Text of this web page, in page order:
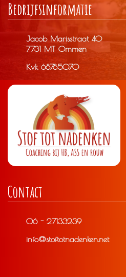
Bedrijfs­informatie
Jacob Marisstraat 40
7731 MT Ommen
Kvk 68785070
Contact
06 - 27133239
info@stoftotnadenken.net